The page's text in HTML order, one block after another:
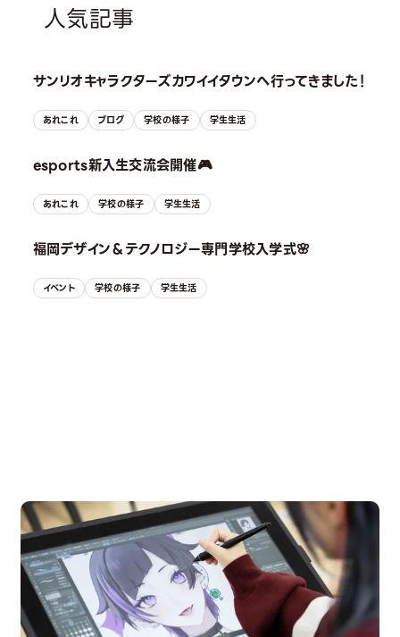
人気記事
サンリオキャラクターズカワイイタウンへ行ってきました！
あれこれ ブログ 学校の様子 学生生活
esports新入生交流会開催🎮
あれこれ 学校の様子 学生生活
福岡デザイン＆テクノロジー専門学校入学式🌸
イベント 学校の様子 学生生活